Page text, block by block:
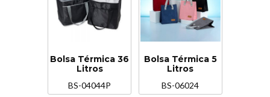
Bolsa Térmica 36
Litros
BS-04044P
Bolsa Térmica 5
Litros
BS-06024